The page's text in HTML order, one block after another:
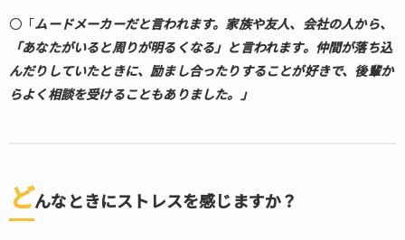
〇「 ムードメーカーだと言われます。家族や友人、会社の人から、
「あなたがいると周りが明るくなる」と言われます。仲間が落ち込
んだりしていたときに、励まし合ったりすることが好きで、後輩か
らよく相談を受けることもありました。」
どんなときにストレスを感じますか？